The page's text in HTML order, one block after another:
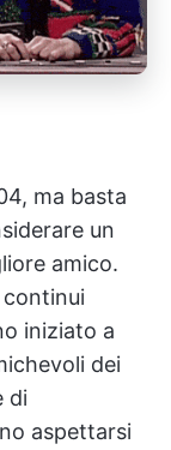
ma basta
un
amico.
iniziato a
dei
di
aspettarsi